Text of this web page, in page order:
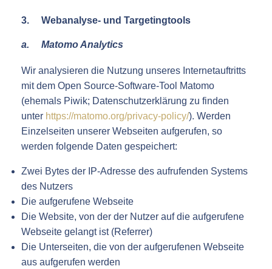
3. Webanalyse- und Targetingtools
a. Matomo Analytics
Wir analysieren die Nutzung unseres Internetauftritts
mit dem Open Source-Software-Tool Matomo
(ehemals Piwik; Datenschutzerklärung zu finden
unter https://matomo.org/privacy-policy/). Werden
Einzelseiten unserer Webseiten aufgerufen, so
werden folgende Daten gespeichert:
Zwei Bytes der IP-Adresse des aufrufenden Systems
des Nutzers
Die aufgerufene Webseite
Die Website, von der der Nutzer auf die aufgerufene
Webseite gelangt ist (Referrer)
Die Unterseiten, die von der aufgerufenen Webseite
aus aufgerufen werden